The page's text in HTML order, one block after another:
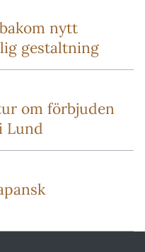
nytt
gestaltning
om förbjuden
Lund